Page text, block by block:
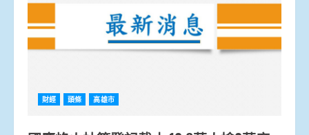
財經 頭條 高雄市